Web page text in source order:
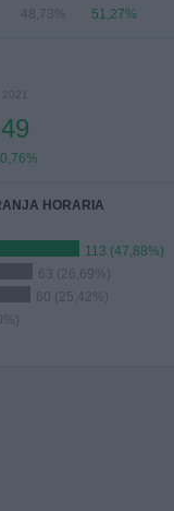
48,73% 51,27%
2021
49
HORARIA
113 (47,88%)
63 (26,69%)
60 (25,42%)